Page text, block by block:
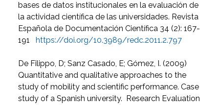
bases de datos institucionales en la evaluación de
la actividad científica de las universidades. Revista
Española de Documentación Científica 34 (2): 167-
191https://doi.org/10.3989/redc.2011.2.797
De Filippo, D; Sanz Casado, E; Gómez, I. (2009)
Quantitative and qualitative approaches to the
study of mobility and scientific performance. Case
study of a Spanish university. Research Evaluation